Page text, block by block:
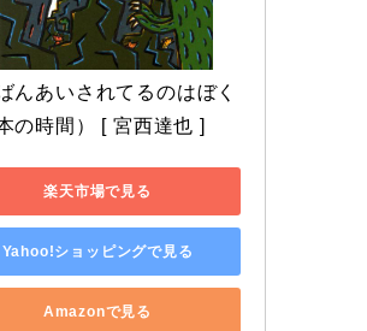
んあいされてるのはぼく
の時間） [ 宮西達也 ]
楽天市場で見る
Yahoo!ショッピングで見る
Amazonで見る